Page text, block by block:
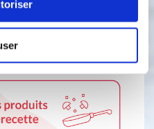
pâte de pistache